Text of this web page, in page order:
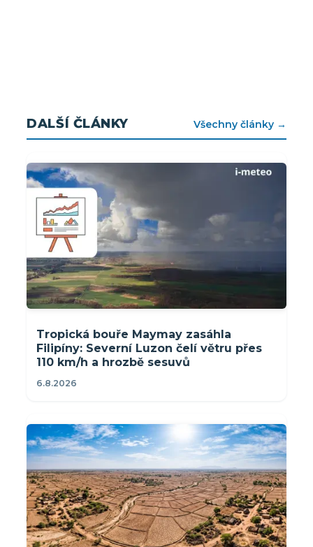
DALŠÍ ČLÁNKY Všechny články →
Tropická bouře Maymay zasáhla
Filipíny: Severní Luzon čelí větru přes
110 km/h a hrozbě sesuvů
6.8.2026